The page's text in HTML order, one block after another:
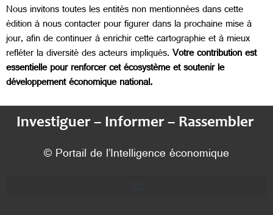
Nous invitons toutes les entités non mentionnées dans cette
édition à nous contacter pour figurer dans la prochaine mise à
jour, afin de continuer à enrichir cette cartographie et à mieux
refléter la diversité des acteurs impliqués.Votre contribution est
essentielle pour renforcer cet écosystème et soutenir le
développement économique national.
Investiguer – Informer – Rassembler
© Portail de l’Intelligence économique